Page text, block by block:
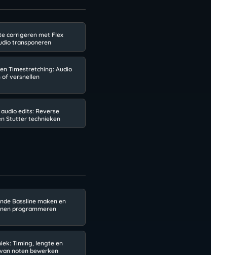
corrigeren met Flex
transponeren
Timestretching: Audio
versnellen
edits: Reverse
Stutter technieken
Bassline maken en
programmeren
Timing, lengte en
noten bewerken